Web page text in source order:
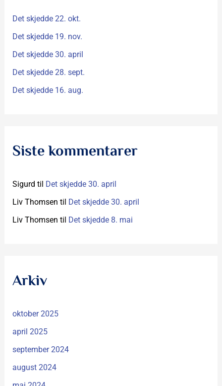
e
r
:
Det skjedde 22. okt.
Det skjedde 19. nov.
Det skjedde 30. april
Det skjedde 28. sept.
Det skjedde 16. aug.
Siste kommentarer
Sigurd til Det skjedde 30. april
Liv Thomsen til Det skjedde 30. april
Liv Thomsen til Det skjedde 8. mai
Arkiv
oktober 2025
april 2025
september 2024
august 2024